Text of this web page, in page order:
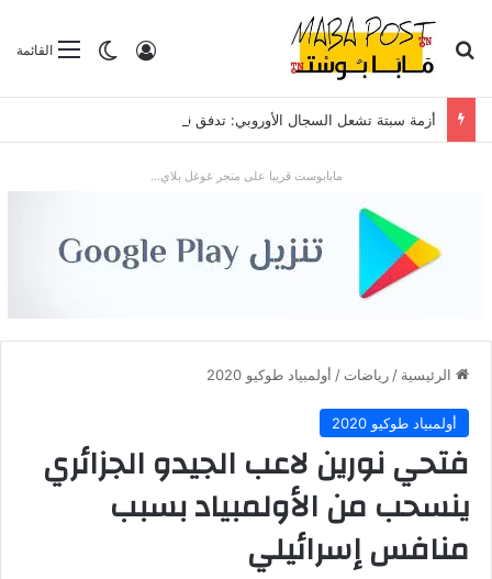
القائمةالوضع
تسجيل الدخول بحث عن
مابابوست قريبا على متجر غوغل بلاي...
الرئيسية / رياضات / أولمبياد طوكيو 2020
أولمبياد طوكيو 2020
فتحي نورين لاعب الجيدو الجزائري
ينسحب من الأولمبياد بسبب
منافس إسرائيلي